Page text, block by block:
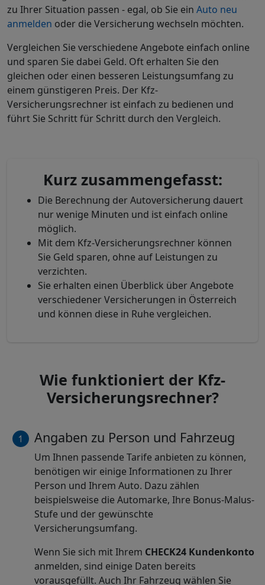
zu Ihrer Situation passen - egal, ob Sie ein Auto neu
anmelden oder die Versicherung wechseln möchten.
Vergleichen Sie verschiedene Angebote einfach online
und sparen Sie dabei Geld. Oft erhalten Sie den
gleichen oder einen besseren Leistungsumfang zu
einem günstigeren Preis. Der Kfz-
Versicherungsrechner ist einfach zu bedienen und
führt Sie Schritt für Schritt durch den Vergleich.
Kurz zusammengefasst:
Die Berechnung der Autoversicherung dauert
nur wenige Minuten und ist einfach online
möglich.
Mit dem Kfz-Versicherungsrechner können
Sie Geld sparen, ohne auf Leistungen zu
verzichten.
Sie erhalten einen Überblick über Angebote
verschiedener Versicherungen in Österreich
und können diese in Ruhe vergleichen.
Wie funktioniert der Kfz-
Versicherungsrechner?
Angaben zu Person und Fahrzeug
Um Ihnen passende Tarife anbieten zu können,
benötigen wir einige Informationen zu Ihrer
Person und Ihrem Auto. Dazu zählen
beispielsweise die Automarke, Ihre Bonus-Malus-
Stufe und der gewünschte
Versicherungsumfang.
Wenn Sie sich mit Ihrem CHECK24 Kundenkonto
anmelden, sind einige Daten bereits
vorausgefüllt. Auch Ihr Fahrzeug wählen Sie